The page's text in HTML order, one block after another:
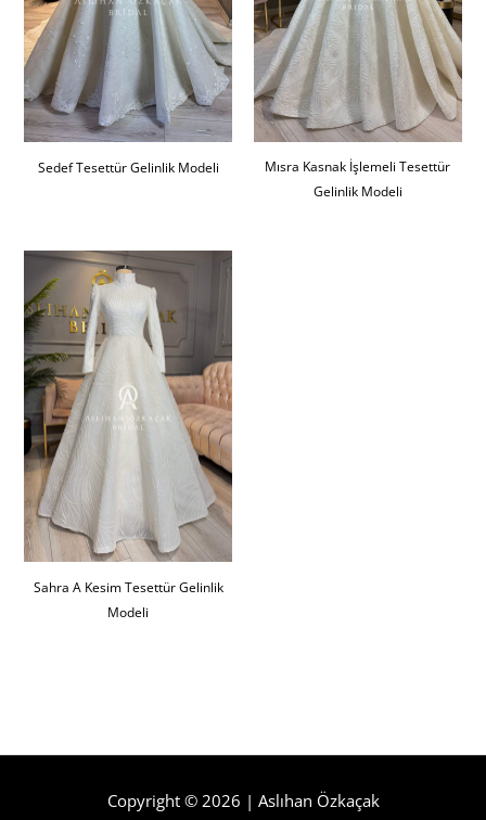
Sedef Tesettür Gelinlik Modeli
Mısra Kasnak İşlemeli Tesettür
Gelinlik Modeli
Sahra A Kesim Tesettür Gelinlik
Modeli
Copyright © 2026 | Aslıhan Özkaçak